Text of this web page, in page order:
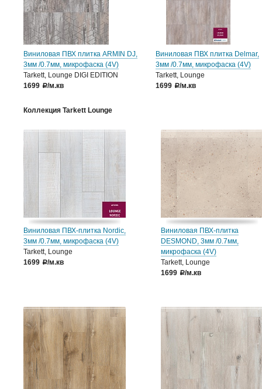
Виниловая ПВХ плитка ARMIN DJ,
3мм /0.7мм, микрофаска (4V)
Tarkett, Lounge DIGI EDITION
1699
a/м.кв
Виниловая ПВХ плитка Delmar,
3мм /0.7мм, микрофаска (4V)
Tarkett, Lounge
1699
a/м.кв
Коллекция Tarkett Lounge
Виниловая ПВХ-плитка Nordic,
3мм /0.7мм, микрофаска (4V)
Tarkett, Lounge
1699
a/м.кв
Виниловая ПВХ-плитка
DESMOND, 3мм /0.7мм,
микрофаска (4V)
Tarkett, Lounge
1699
a/м.кв